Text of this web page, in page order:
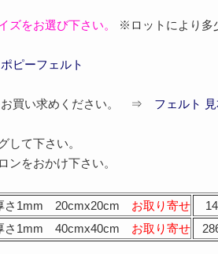
ズをお選び下さい。 ※ロットにより多
ポピーフェルト
お買い求めください。 ⇒ フェルト
て下さい。
をおかけ下さい。
さ1mm 20cmx20cm お取り寄せ
さ1mm 40cmx40cm お取り寄せ